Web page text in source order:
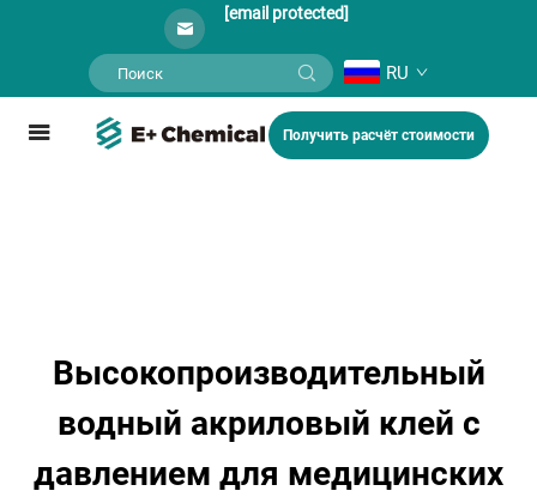
[email protected]
RU
Получить расчёт стоимости
Высокопроизводительный
водный акриловый клей с
давлением для медицинских